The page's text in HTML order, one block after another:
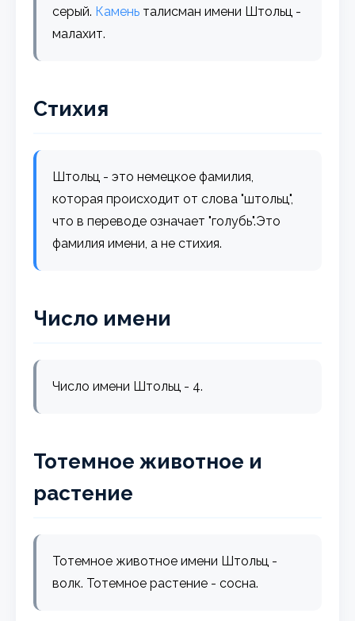
серый. Камень талисман имени Штольц -
малахит.
Стихия
Штольц - это немецкое фамилия,
которая происходит от слова "штольц",
что в переводе означает "голубь".Это
фамилия имени, а не стихия.
Число имени
Число имени Штольц - 4.
Тотемное животное и
растение
Тотемное животное имени Штольц -
волк. Тотемное растение - сосна.